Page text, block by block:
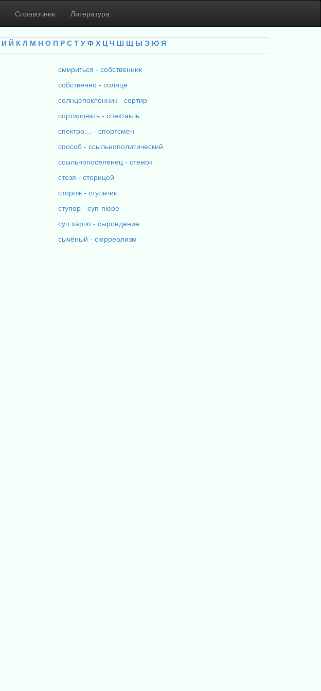
Справочник Литература
И Й К Л М Н О П Р С Т У Ф Х Ц Ч Ш Щ Ы Э Ю Я
смириться - собственник
собственно - солнце
солнцепоклонник - сортир
сортировать - спектакль
спектро… - спортсмен
способ - ссыльнополитический
ссыльнопоселенец - стежок
стезя - сторицей
сторож - стульчик
ступор - суп-пюре
суп харчо - сыроедение
сычёный - сюрреализм